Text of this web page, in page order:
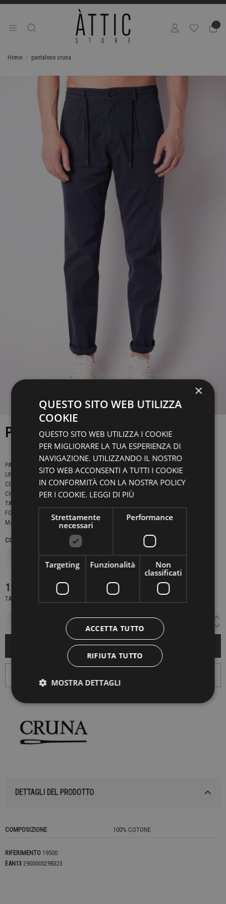
0
Home pantalone cruna
PANTALONE CRUNA
PANTALONE VESTIBILITÀ CARROT.
UNA PINCE CUCITA.
CINTURA ELASTICIZZATA MONTATA A MANO.
CHIUSURA CON ZIP, BOTTONE E COULISSE.
TASCHE SUL RETRO A DOPPIO FILETTO E BOTTONE.
FONDO 17 CM.
MADE IN ITALY
MITTE.901
COLORE TAGLIE NAZIONALI
111,30 €
TASSE INCLUSE
AGGIUNGI AL CARRELLO
DETTAGLI DEL PRODOTTO
COMPOSIZIONE 100% COTONE
RIFERIMENTO 19500
EAN13 2900000298323
×
QUESTO SITO WEB UTILIZZA
COOKIE
QUESTO SITO WEB UTILIZZA I COOKIE
PER MIGLIORARE LA TUA ESPERIENZA DI
NAVIGAZIONE. UTILIZZANDO IL NOSTRO
SITO WEB ACCONSENTI A TUTTI I COOKIE
IN CONFORMITÀ CON LA NOSTRA POLICY
PER I COOKIE. LEGGI DI PIÙ
Strettamente
necessari
Performance
Targeting Funzionalità
Non
classificati
ACCETTA TUTTO
RIFIUTA TUTTO
MOSTRA DETTAGLI